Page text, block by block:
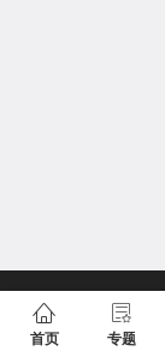
首页 专题